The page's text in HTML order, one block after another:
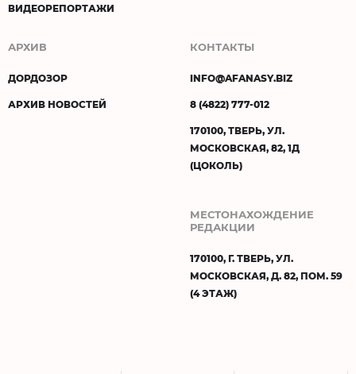
ВИДЕОРЕПОРТАЖИ
АРХИВ
ДОРДОЗОР
АРХИВ НОВОСТЕЙ
КОНТАКТЫ
INFO@AFANASY.BIZ
8 (4822) 777-012
170100, ТВЕРЬ, УЛ.
МОСКОВСКАЯ, 82, 1Д
(ЦОКОЛЬ)
МЕСТОНАХОЖДЕНИЕ
РЕДАКЦИИ
170100, Г. ТВЕРЬ, УЛ.
МОСКОВСКАЯ, Д. 82, ПОМ. 59
(4 ЭТАЖ)